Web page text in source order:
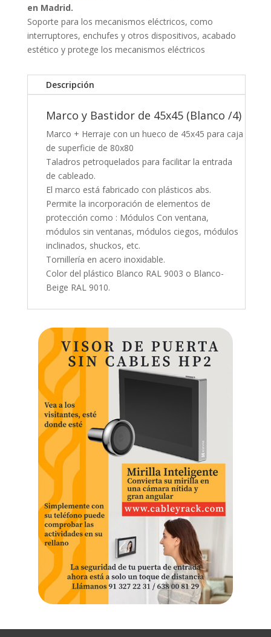
en Madrid.
Soporte para los mecanismos eléctricos, como
interruptores, enchufes y otros dispositivos, acabado
estético y protege los mecanismos eléctricos
Descripción
Marco y Bastidor de 45x45 (Blanco /4)
Marco + Herraje con un hueco de 45x45 para caja
de superficie de 80x80
Taladros petroquelados para facilitar la entrada
de cableado.
El marco está fabricado con plásticos abs.
Permite la incorporación de elementos de
protección como : Módulos Con ventana,
módulos sin ventanas, módulos ciegos, módulos
inclinados, shuckos, etc.
Tornillería en acero inoxidable.
Color del plástico Blanco RAL 9003 o Blanco-
Beige RAL 9010.